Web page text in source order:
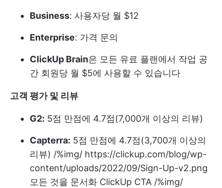
Business: 사용자당 월 $12
Enterprise: 가격 문의
ClickUp Brain은 모든 유료 플랜에서 작업 공
간 회원당 월 $5에 사용할 수 있습니다
고객 평가 및 리뷰
G2: 5점 만점에 4.7점(7,000개 이상의 리뷰)
Capterra: 5점 만점에 4.7점(3,700개 이상의
리뷰) /%img/ https://clickup.com/blog/wp-
content/uploads/2022/09/Sign-Up-v2.png
모든 것을 문서화 ClickUp CTA /%img/